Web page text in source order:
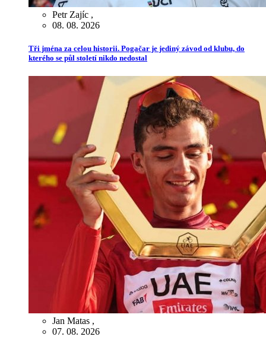
Petr Zajíc ,
08. 08. 2026
Tři jména za celou historii. Pogačar je jediný závod od klubu, do
kterého se půl století nikdo nedostal
Jan Matas ,
07. 08. 2026